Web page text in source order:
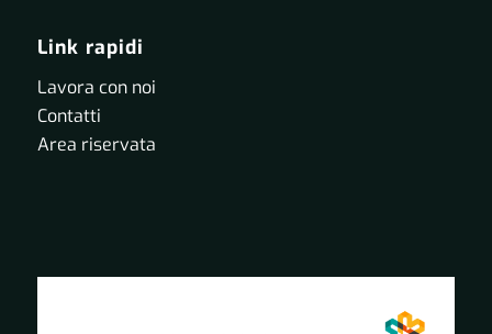
Link rapidi
Lavora con noi
Contatti
Area riservata